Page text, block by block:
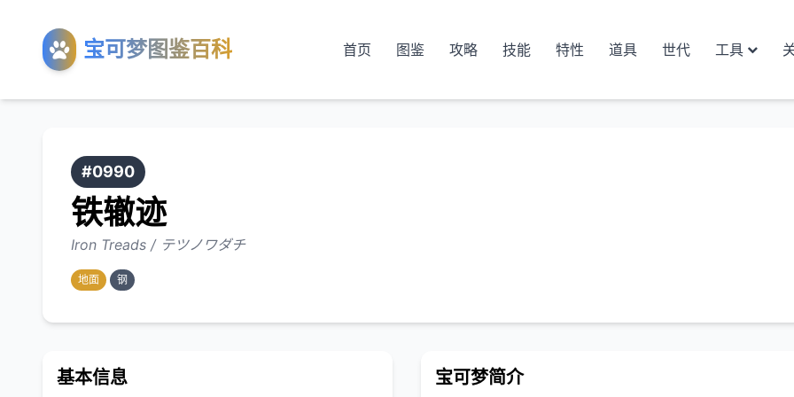
宝可梦图鉴百科 首页 图鉴 攻略 技能 特性 道具 世代 工具
#0990
铁辙迹
Iron Treads / テツノワダチ
地面 钢
基本信息 宝可梦简介